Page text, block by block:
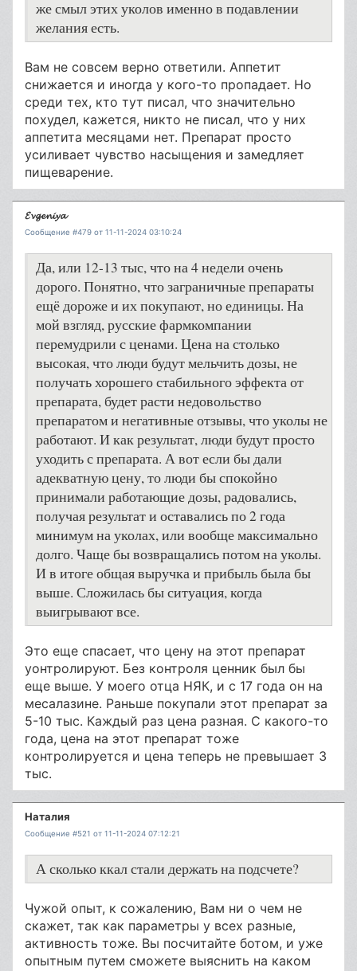
же смыл этих уколов именно в подавлении
желания есть.
Вам не совсем верно ответили. Аппетит
снижается и иногда у кого-то пропадает. Но
среди тех, кто тут писал, что значительно
похудел, кажется, никто не писал, что у них
аппетита месяцами нет. Препарат просто
усиливает чувство насыщения и замедляет
пищеварение.
𝓔𝓿𝓰𝓮𝓷𝓲𝔂𝓪
Сообщение #479 от 11-11-2024 03:10:24
Да, или 12-13 тыс, что на 4 недели очень
дорого. Понятно, что заграничные препараты
ещё дороже и их покупают, но единицы. На
мой взгляд, русские фармкомпании
перемудрили с ценами. Цена на столько
высокая, что люди будут мельчить дозы, не
получать хорошего стабильного эффекта от
препарата, будет расти недовольство
препаратом и негативные отзывы, что уколы не
работают. И как результат, люди будут просто
уходить с препарата. А вот если бы дали
адекватную цену, то люди бы спокойно
принимали работающие дозы, радовались,
получая результат и оставались по 2 года
минимум на уколах, или вообще максимально
долго. Чаще бы возвращались потом на уколы.
И в итоге общая выручка и прибыль была бы
выше. Сложилась бы ситуация, когда
выигрывают все.
Это еще спасает, что цену на этот препарат
уонтролируют. Без контроля ценник был бы
еще выше. У моего отца НЯК, и с 17 года он на
месалазине. Раньше покупали этот препарат за
5-10 тыс. Каждый раз цена разная. С какого-то
года, цена на этот препарат тоже
контролируется и цена теперь не превышает 3
тыс.
Наталия
Сообщение #521 от 11-11-2024 07:12:21
А сколько ккал стали держать на подсчете?
Чужой опыт, к сожалению, Вам ни о чем не
скажет, так как параметры у всех разные,
активность тоже. Вы посчитайте ботом, и уже
опытным путем сможете выяснить на каком